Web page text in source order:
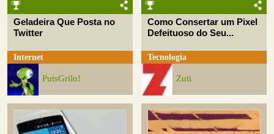
Geladeira Que Posta no
Twitter
Internet
PutsGrilo!
Como Consertar um Pixel
Defeituoso do Seu...
Tecnologia
Zuti